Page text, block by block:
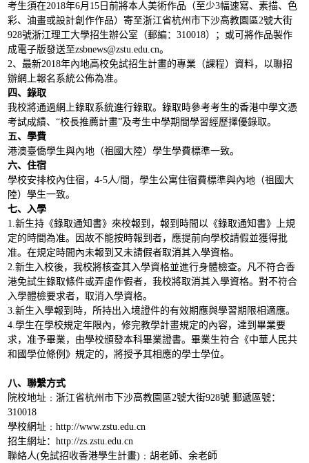
考生須在2018年6月15日前將本人美術作品（至少3幅速寫、素描、色
彩、油畫或設計創作作品）寄至浙江省杭州市下沙高教園區2號大街
928號浙江理工大學招生辦公室（郵編：310018）；或可將作品製作
成電子版發送至zsbnews@zstu.edu.cn。
2、最新2018年內地高校免試招生計畫的專業（課程）資料，以聯招
辦網上報名系統公佈為准。
四、錄取
我校將通過網上錄取系統進行錄取。錄取時參考考生的香港中學文憑
考試成績、“校長推薦計畫”及考生中學期間學習經歷擇優錄取。
五、學費
港澳臺僑學生與內地（祖國大陸）學生學費標準一致。
六、住宿
學校安排校內住宿，4-5人/間，學生公寓住宿費標準與內地（祖國大
陸）學生一致。
七、入學
1.新生持《錄取通知書》來校報到，報到時間以《錄取通知書》上規
定的時間為准。因故不能按時報到者，應提前向學校請假並獲得批
准。在規定時間內未報到又未請假者取消其入學資格。
2.新生入校後，我校將核查其入學資格並進行身體檢查。凡不符合香
港免試生錄取條件或弄虛作假者，我校將取消其入學資格。對不符合
入學體檢要求者，取消入學資格。
3.新生入學報到時，所持出入境證件的有效期應與學習期限相適應。
4.學生在學校規定年限內，修完教學計畫規定的內容，達到畢業要
求，准予畢業，由學校頒發本科畢業證書。畢業生符合《中華人民共
和國學位條例》規定的，將授予其相應的學士學位。
八、聯繫方式
院校地址﹕浙江省杭州市下沙高教園區2號大街928號 郵遞區號：
310018
學校網址﹕http://www.zstu.edu.cn
招生網址：http://zs.zstu.edu.cn
聯絡人(免試招收香港學生計畫)﹕胡老師、余老師